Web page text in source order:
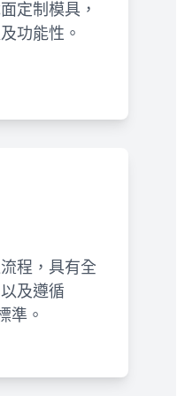
定制模具，
功能性。
程，具有全
及遵循
準。